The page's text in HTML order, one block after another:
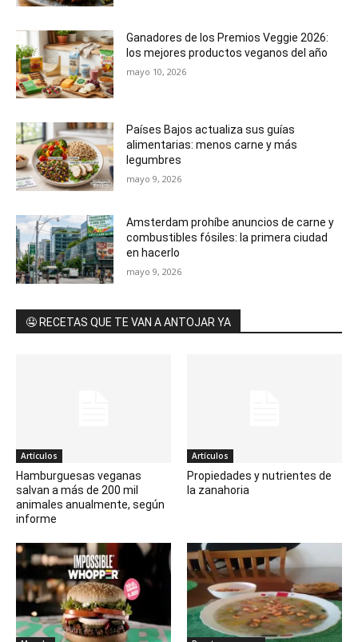
Ganadores de los Premios Veggie 2026:
los mejores productos veganos del año
mayo 10, 2026
Países Bajos actualiza sus guías
alimentarias: menos carne y más
legumbres
mayo 9, 2026
Amsterdam prohíbe anuncios de carne y
combustibles fósiles: la primera ciudad
en hacerlo
mayo 9, 2026
🤤 RECETAS QUE TE VAN A ANTOJAR YA
Artículos
Hamburguesas veganas
salvan a más de 200 mil
animales anualmente, según
informe
Artículos
Propiedades y nutrientes de
la zanahoria